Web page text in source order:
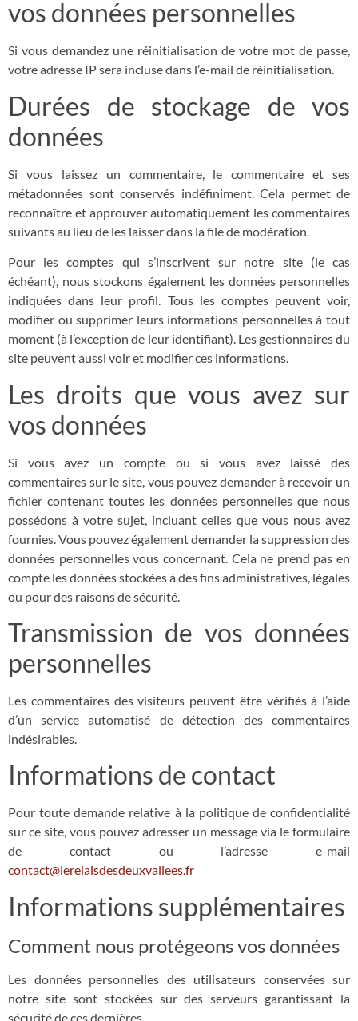
vos données personnelles
Si vous demandez une réinitialisation de votre mot de passe,
votre adresse IP sera incluse dans l’e-mail de réinitialisation.
Durées de stockage de vos
données
Si vous laissez un commentaire, le commentaire et ses
métadonnées sont conservés indéfiniment. Cela permet de
reconnaître et approuver automatiquement les commentaires
suivants au lieu de les laisser dans la file de modération.
Pour les comptes qui s’inscrivent sur notre site (le cas
échéant), nous stockons également les données personnelles
indiquées dans leur profil. Tous les comptes peuvent voir,
modifier ou supprimer leurs informations personnelles à tout
moment (à l’exception de leur identifiant). Les gestionnaires du
site peuvent aussi voir et modifier ces informations.
Les droits que vous avez sur
vos données
Si vous avez un compte ou si vous avez laissé des
commentaires sur le site, vous pouvez demander à recevoir un
fichier contenant toutes les données personnelles que nous
possédons à votre sujet, incluant celles que vous nous avez
fournies. Vous pouvez également demander la suppression des
données personnelles vous concernant. Cela ne prend pas en
compte les données stockées à des fins administratives, légales
ou pour des raisons de sécurité.
Transmission de vos données
personnelles
Les commentaires des visiteurs peuvent être vérifiés à l’aide
d’un service automatisé de détection des commentaires
indésirables.
Informations de contact
Pour toute demande relative à la politique de confidentialité
sur ce site, vous pouvez adresser un message via le formulaire
de contact ou l’adresse e-mail
contact@lerelaisdesdeuxvallees.fr​
Informations supplémentaires
Comment nous protégeons vos données
Les données personnelles des utilisateurs conservées sur
notre site sont stockées sur des serveurs garantissant la
sécurité de ces dernières.